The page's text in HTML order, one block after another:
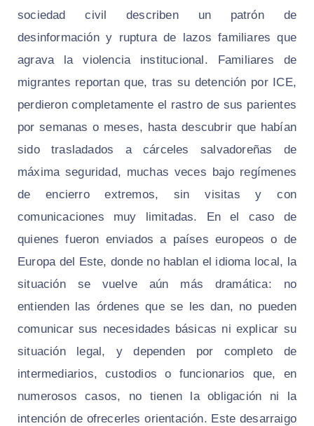
sociedad civil describen un patrón de
desinformación y ruptura de lazos familiares que
agrava la violencia institucional. Familiares de
migrantes reportan que, tras su detención por ICE,
perdieron completamente el rastro de sus parientes
por semanas o meses, hasta descubrir que habían
sido trasladados a cárceles salvadoreñas de
máxima seguridad, muchas veces bajo regímenes
de encierro extremos, sin visitas y con
comunicaciones muy limitadas. En el caso de
quienes fueron enviados a países europeos o de
Europa del Este, donde no hablan el idioma local, la
situación se vuelve aún más dramática: no
entienden las órdenes que se les dan, no pueden
comunicar sus necesidades básicas ni explicar su
situación legal, y dependen por completo de
intermediarios, custodios o funcionarios que, en
numerosos casos, no tienen la obligación ni la
intención de ofrecerles orientación. Este desarraigo